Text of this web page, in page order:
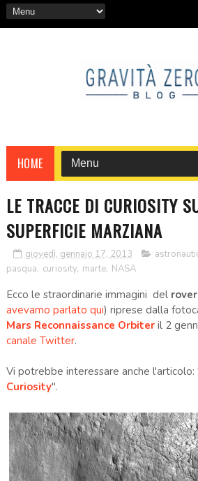
HOME
LE TRACCE DI CURIOSITY
SUPERFICIE MARZIANA
giovedì, gennaio 17, 2013
pasqua, curiosity, marte, NASA
Ecco le straordinarie immagini del rover
avevamo parlato qui) riprese dalla
Mars Reconnaissance Orbiteril 2
canale Twitter.
Vi potrebbe interessare anche l'articolo:
Curiosity".